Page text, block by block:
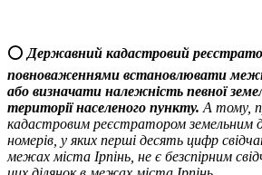
⭕️ Державний кадастровий
повноваженнями встановлювати межі
або визначати належність певної
території населеного пункту. А тому,
кадастровим реєстратором земельним
номерів, у яких перші десять цифр
межах міста Ірпінь, не є безспірним